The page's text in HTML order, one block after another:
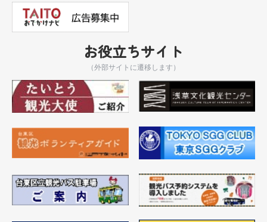
お役立ちサイト
（外部サイトに遷移します）